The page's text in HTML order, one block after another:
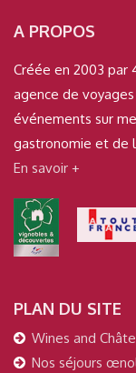
A PROPOS
Créée en 2003 par
agence de
événements sur
gastronomie et de
En savoir +
PLAN DU SITE
Wines and
Nos séjours